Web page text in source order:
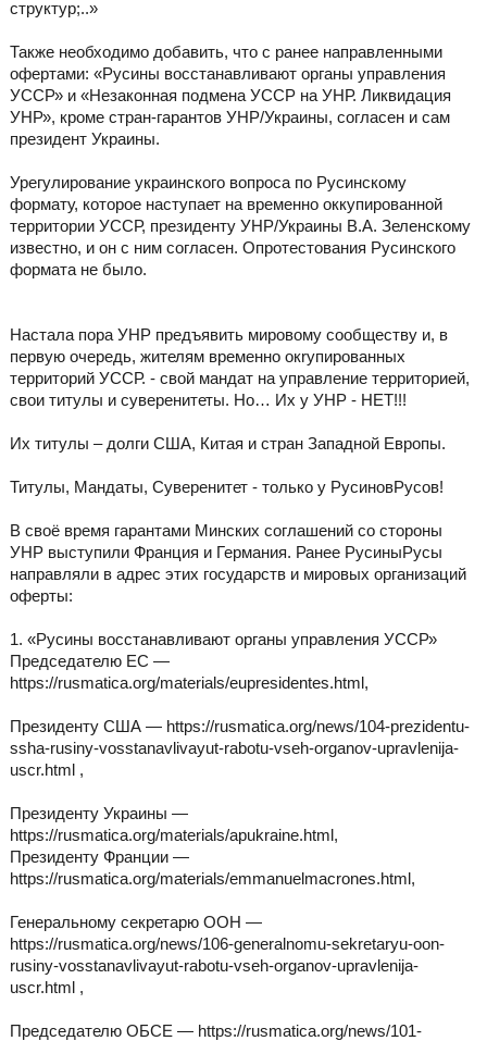
структур;..»
Также необходимо добавить, что с ранее направленными
офертами: «Русины восстанавливают органы управления
УССР» и «Незаконная подмена УССР на УНР. Ликвидация
УНР», кроме стран-гарантов УНР/Украины, согласен и сам
президент Украины.
Урегулирование украинского вопроса по Русинскому
формату, которое наступает на временно оккупированной
территории УССР, президенту УНР/Украины В.А. Зеленскому
известно, и он с ним согласен. Опротестования Русинского
формата не было.
Настала пора УНР предъявить мировому сообществу и, в
первую очередь, жителям временно окrупированных
территорий УССР. - свой мандат на управление территорией,
свои титулы и суверенитеты. Но… Их у УНР - НЕТ!!!
Их титулы – долги США, Китая и стран Западной Европы.
Титулы, Мандаты, Суверенитет - только у РусиновРусов!
В своё время гарантами Минских соглашений со стороны
УНР выступили Франция и Германия. Ранее РусиныРусы
направляли в адрес этих государств и мировых организаций
оферты:
1. «Русины восстанавливают органы управления УССР»
Председателю ЕС —
https://rusmatica.org/materials/eupresidentes.html,
Президенту США — https://rusmatica.org/news/104-prezidentu-
ssha-rusiny-vosstanavlivayut-rabotu-vseh-organov-upravlenija-
uscr.html ,
Президенту Украины —
https://rusmatica.org/materials/apukraine.html,
Президенту Франции —
https://rusmatica.org/materials/emmanuelmacrones.html,
Генеральному секретарю ООН —
https://rusmatica.org/news/106-generalnomu-sekretaryu-oon-
rusiny-vosstanavlivayut-rabotu-vseh-organov-upravlenija-
uscr.html ,
Председателю ОБСЕ — https://rusmatica.org/news/101-